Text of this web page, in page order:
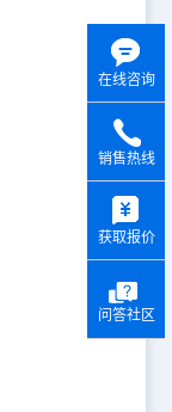
在线咨询
销售热线
获取报价
问答社区